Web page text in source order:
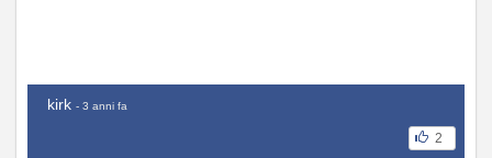
kirk - 3 anni fa
2